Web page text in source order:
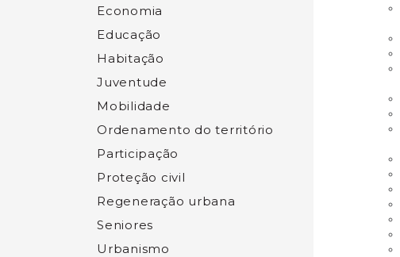
Economia
Educação
Habitação
Juventude
Mobilidade
Ordenamento do território
Participação
Proteção civil
Regeneração urbana
Seniores
Urbanismo